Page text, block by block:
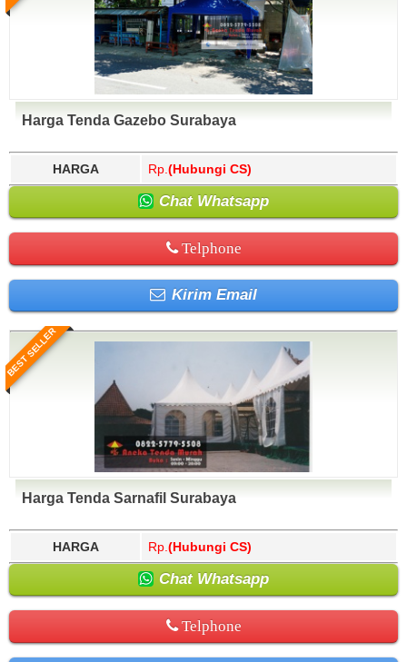
Harga Tenda Gazebo Surabaya
HARGA Rp. (Hubungi CS)
Chat Whatsapp
Telphone
Kirim Email
BEST SELLER
Harga Tenda Sarnafil Surabaya
HARGA Rp. (Hubungi CS)
Chat Whatsapp
Telphone